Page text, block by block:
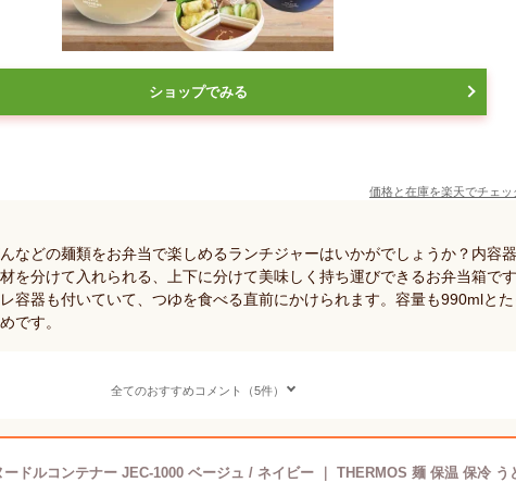
ショップでみる
価格と在庫を楽天でチェッ
などの麺類をお弁当で楽しめるランチジャーはいかがでしょうか？内容
を分けて入れられる、上下に分けて美味しく持ち運びできるお弁当箱です
容器も付いていて、つゆを食べる直前にかけられます。容量も990mlとた
です。
全てのおすすめコメント（5件）